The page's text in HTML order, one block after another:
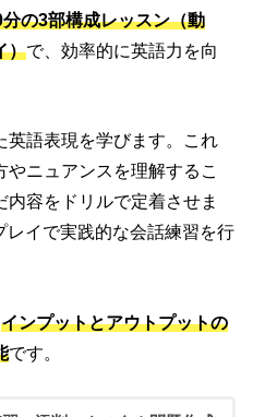
の3部構成レッスン（動
）で、効率的に英語力を向
英語表現を学びます。これ
ニュアンスを理解するこ
容をドリルで定着させま
イで実践的な会話練習を行
インプットとアウトプットの
です。